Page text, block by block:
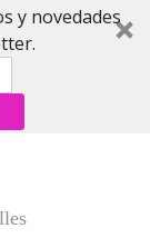
y novedades